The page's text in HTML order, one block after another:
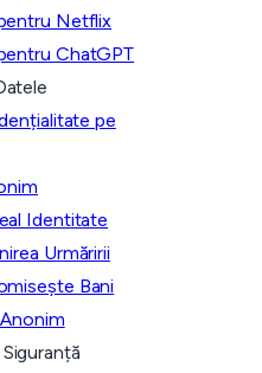
Netflix
ChatGPT
pe
Identitate
Urmăririi
Bani